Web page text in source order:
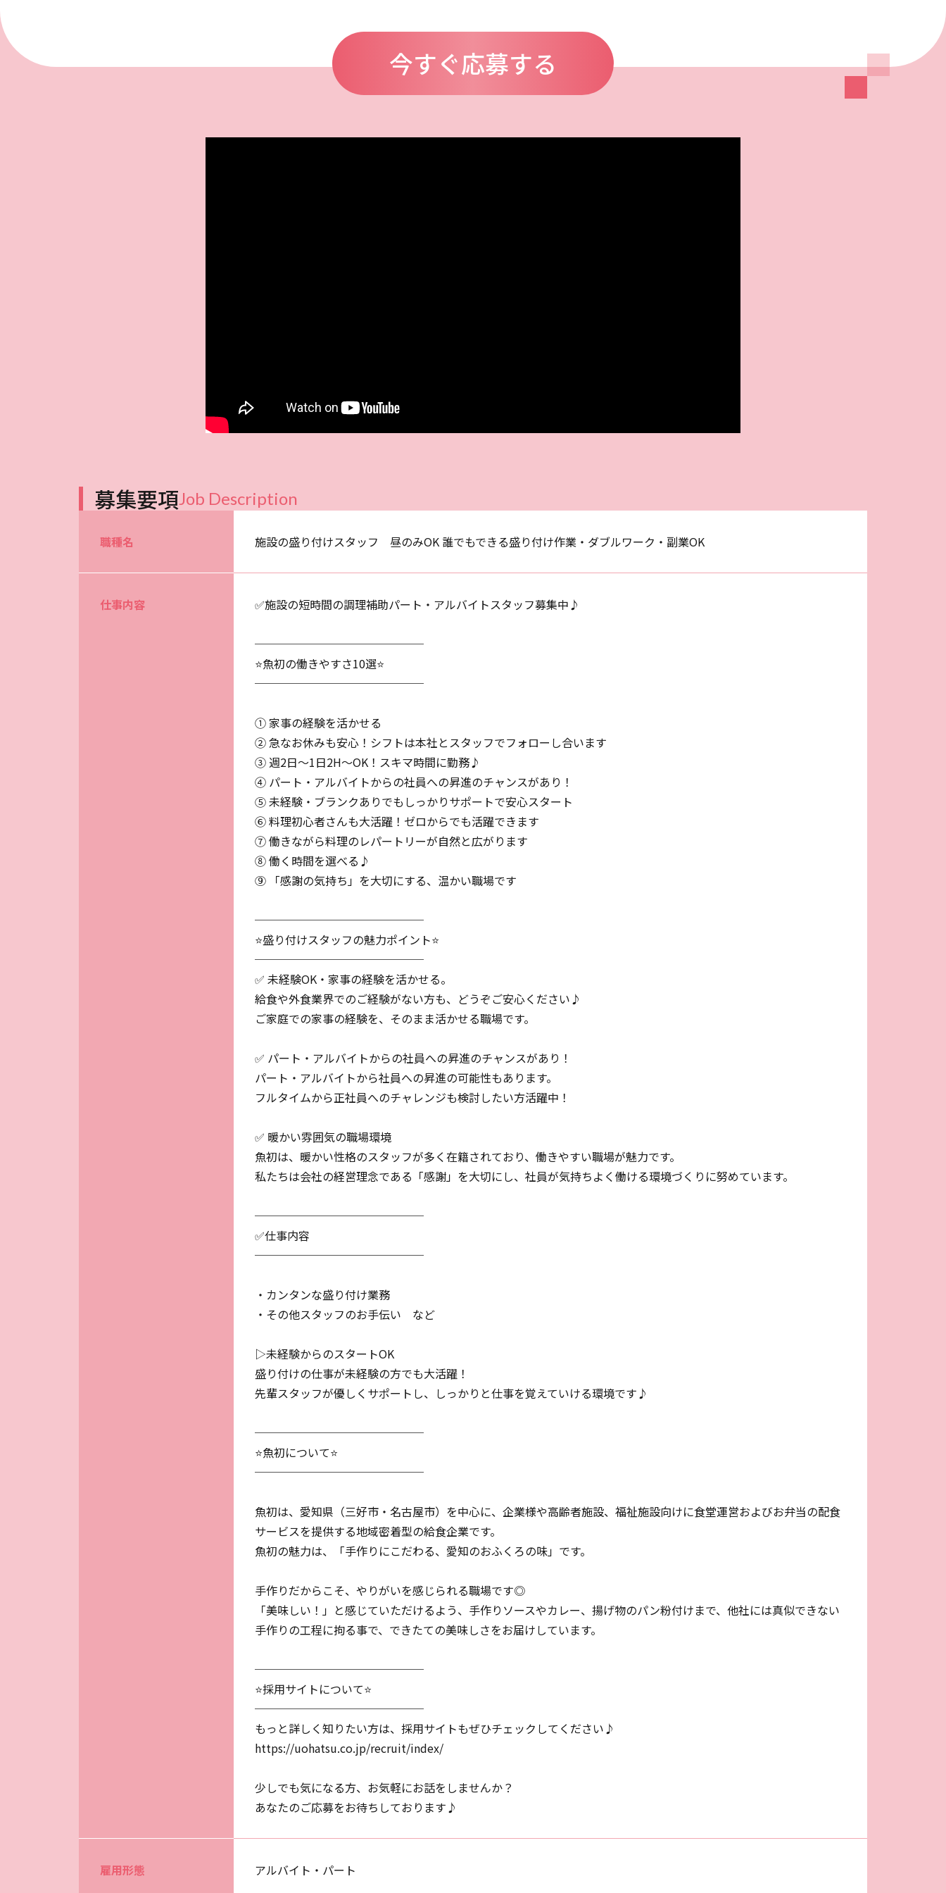
今すぐ応募する
募集要項Job Description
職種名 施設の盛り付けスタッフ 昼のみOK 誰でもできる盛り付け作業・ダブルワーク・副業OK
仕事内容 ✅施設の短時間の調理補助パート・アルバイトスタッフ募集中♪
───────────────
⭐魚初の働きやすさ10選⭐
───────────────
① 家事の経験を活かせる
② 急なお休みも安心！シフトは本社とスタッフでフォローし合います
③ 週2日～1日2H～OK！スキマ時間に勤務♪
④ パート・アルバイトからの社員への昇進のチャンスがあり！
⑤ 未経験・ブランクありでもしっかりサポートで安心スタート
⑥ 料理初心者さんも大活躍！ゼロからでも活躍できます
⑦ 働きながら料理のレパートリーが自然と広がります
⑧ 働く時間を選べる♪
⑨ 「感謝の気持ち」を大切にする、温かい職場です
───────────────
⭐盛り付けスタッフの魅力ポイント⭐
───────────────
✅ 未経験OK・家事の経験を活かせる。
給食や外食業界でのご経験がない方も、どうぞご安心ください♪
ご家庭での家事の経験を、そのまま活かせる職場です。
✅ パート・アルバイトからの社員への昇進のチャンスがあり！
パート・アルバイトから社員への昇進の可能性もあります。
フルタイムから正社員へのチャレンジも検討したい方活躍中！
✅ 暖かい雰囲気の職場環境
魚初は、暖かい性格のスタッフが多く在籍されており、働きやすい職場が魅力です。
私たちは会社の経営理念である「感謝」を大切にし、社員が気持ちよく働ける環境づくりに努めています。
───────────────
✅仕事内容
───────────────
・カンタンな盛り付け業務
・その他スタッフのお手伝い など
▷未経験からのスタートOK
盛り付けの仕事が未経験の方でも大活躍！
先輩スタッフが優しくサポートし、しっかりと仕事を覚えていける環境です♪
───────────────
⭐魚初について⭐
───────────────
魚初は、愛知県（三好市・名古屋市）を中心に、企業様や高齢者施設、福祉施設向けに食堂運営およびお弁当の配食
サービスを提供する地域密着型の給食企業です。
魚初の魅力は、「手作りにこだわる、愛知のおふくろの味」です。
手作りだからこそ、やりがいを感じられる職場です◎
「美味しい！」と感じていただけるよう、手作りソースやカレー、揚げ物のパン粉付けまで、他社には真似できない
手作りの工程に拘る事で、できたての美味しさをお届けしています。
───────────────
⭐採用サイトについて⭐
───────────────
もっと詳しく知りたい方は、採用サイトもぜひチェックしてください♪
https://uohatsu.co.jp/recruit/index/
少しでも気になる方、お気軽にお話をしませんか？
あなたのご応募をお待ちしております♪
雇用形態 アルバイト・パート